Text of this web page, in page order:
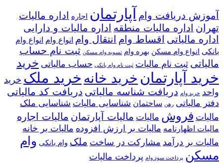
آموزش دریافت وام آپارتمان اجاره
اداره مالیات
تهران اداره مالیات منطقه اداره مالیات و دارایی
اداره مالیاتی اقساط وام انتقال وام انواع وام انواع وام
بانکی
انواع وام مسکن بهره وام تسویه وام مسکن ثبت نام حساب
مالیاتی ثبت نام مالیات ثبت نام وام بانکی حساب مالیاتی خرید
خرید آپارتمان خرید خانه خرید ملک خرید
واحد خرید وام دریافت شناسه مالیاتی دریافت کد مالیاتی
دفتر مالیاتی رهن ساختمان شناسایی مالیات شناسایی ملک
مالیات فروش مالیات مالیات آپارتمان مالیات اجاره
مالیات اظهارنامه مالیات بر ارزش افزوده مالیات بر خانه
مالیات بر درآمد مشارکت در ساخت ملک وام بانکی وام
مسکن پرداخت سود وام پرداخت مالیات